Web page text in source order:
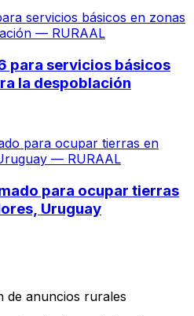
para servicios básicos
la despoblación
para ocupar tierras
Uruguay
de anuncios rurales